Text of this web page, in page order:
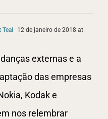
Teal
12 de janeiro de 2018 at
externas e a
das empresas
Kodak e
nos relembrar